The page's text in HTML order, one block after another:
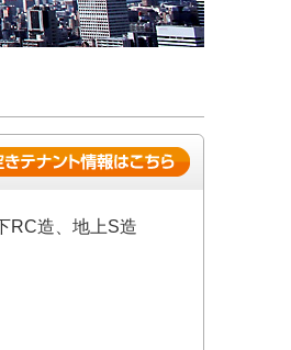
RC造、地上S造